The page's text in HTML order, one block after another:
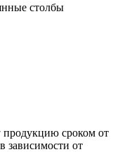
столбы
сроком от
зависимости от